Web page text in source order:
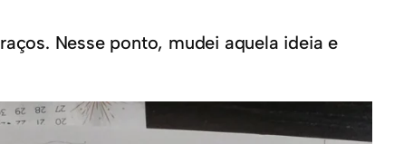
Nesse ponto, mudei aquela ideia e